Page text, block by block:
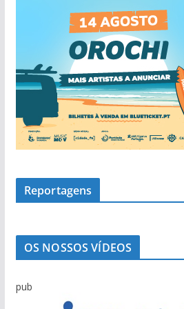
Reportagens
OS NOSSOS VÍDEOS
pub